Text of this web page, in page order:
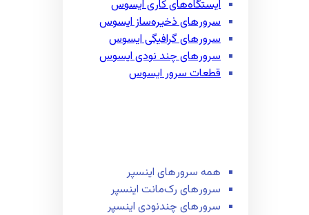
ایستگاه‌های کاری ایسوس
سرور‌های ذخیره‌ساز ایسوس
سرور‌های گرافیگی ایسوس
سرور‌های چند نودی ایسوس
قطعات سرور ایسوس
همه سرور‌های اینسپر
سرور‌های رک‌مانت اینسپر
سرور‌های چند‌نودی اینسپر